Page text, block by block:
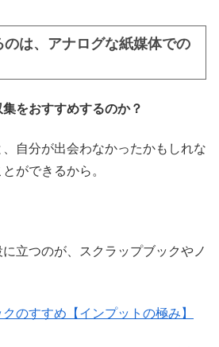
は、アナログな紙媒体での
をおすすめするのか？
自分が出会わなかったかもしれな
ができるから。
立つのが、スクラップブックやノ
のすすめ【インプットの極み】